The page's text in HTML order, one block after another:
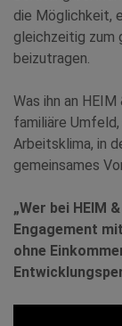
die Möglichkeit,
gleichzeitig zum
beizutragen.
Was ihn an
familiäre
Arbeitsklima, in
gemeinsames
„Wer bei HEIM
Engagement
ohne